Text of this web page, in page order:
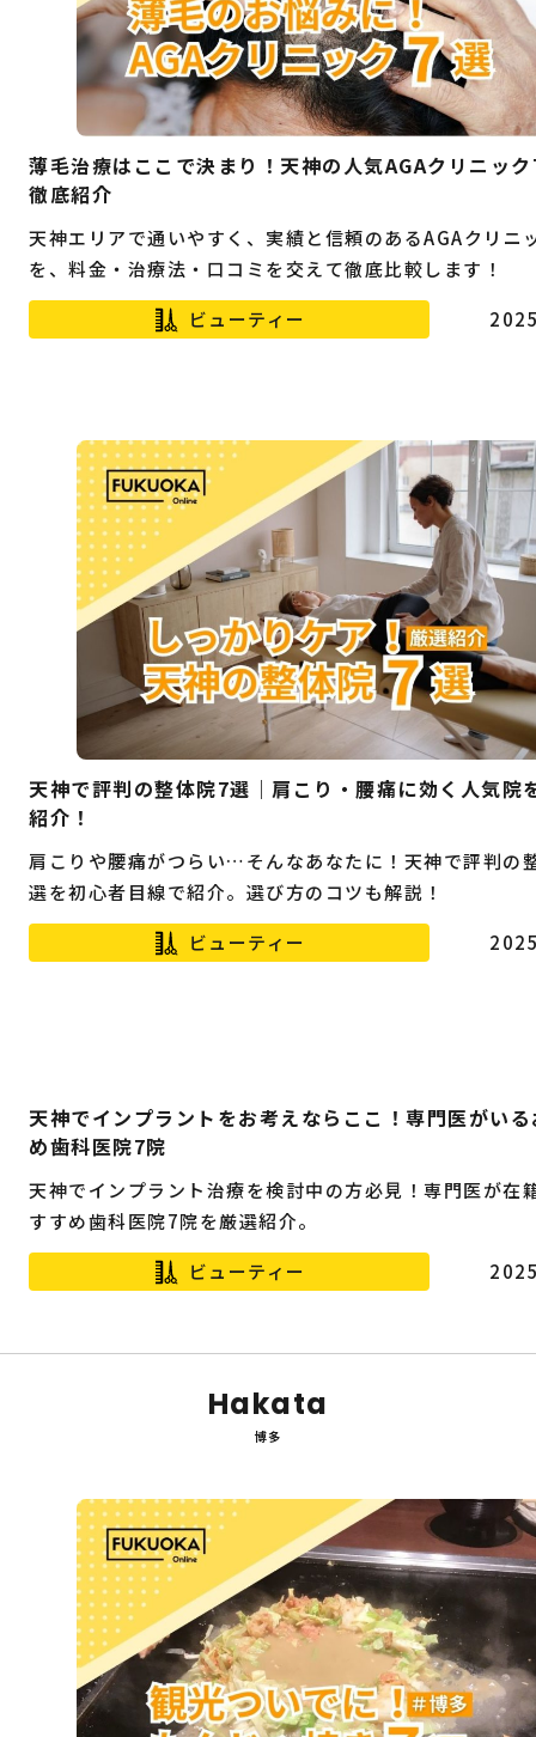
薄毛治療はここで決まり！天神の人気AGAクリニッ
徹底紹介
天神エリアで通いやすく、実績と信頼のあるAGAクリニ
を、料金・治療法・口コミを交えて徹底比較します！
ビューティー
天神で評判の整体院7選｜肩こり・腰痛に効く人気院
紹介！
肩こりや腰痛がつらい…そんなあなたに！天神で評判の
選を初心者目線で紹介。選び方のコツも解説！
ビューティー
天神でインプラントをお考えならここ！専門医がい
め歯科医院7院
天神でインプラント治療を検討中の方必見！専門医が在
すすめ歯科医院7院を厳選紹介。
ビューティー
Hakata
博多